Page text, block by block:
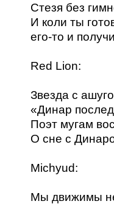
Стезя без
И коли ты
его-то и
Red Lion:
Звезда с
«Динар
Поэт мугам
О сне с
Michyud:
Мы движимы